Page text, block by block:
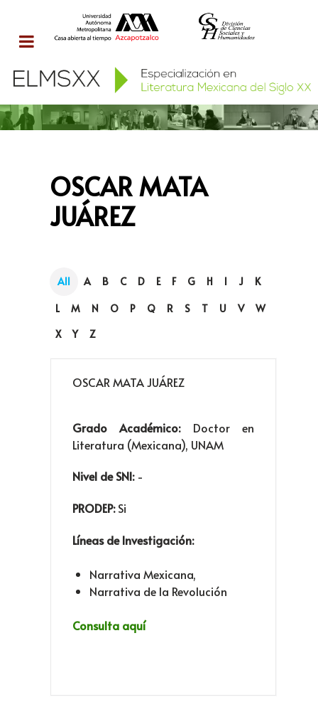
OSCAR MATA
JUÁREZ
All A B C D E F G H I J
K
L
M N O P Q R S T U V
W
X
Y Z
OSCAR MATA JUÁREZ
Grado Académico: Doctor en
Literatura (Mexicana), UNAM
Nivel de SNI:-
PRODEP:Si
Líneas de Investigación:
Narrativa Mexicana,
Narrativa de la Revolución
Consulta aquí